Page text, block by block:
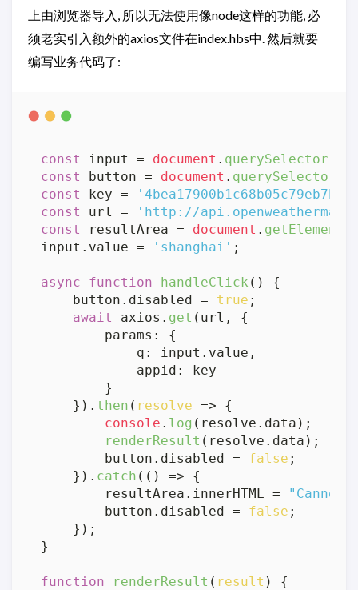
上由浏览器导入, 所以无法使用像node这样的功能, 必
须老实引入额外的axios文件在index.hbs中. 然后就要
编写业务代码了:
const input = document . querySelector
const
button = document . querySelector
const
key =
const
url =
'http://
const
resultArea = document .
input. value = 'shanghai' ;
async function handleClick ( ) {
    button.
disabled = true ;
await
axios. get (url, {
params : {
q : input. value ,
appid : key
        }
    }).
then ( resolve => {
console . log (resolve. data );
renderResult (resolve. data );
        button.
disabled = false ;
    }).
catch ( () => {
        resultArea.
innerHTML =
        button.
disabled = false ;
    });
}
function renderResult ( result ) {